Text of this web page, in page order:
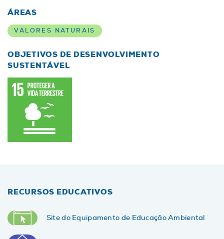
ÁREAS
VALORES NATURAIS
OBJETIVOS DE DESENVOLVIMENTO
SUSTENTÁVEL
RECURSOS EDUCATIVOS
Site do Equipamento de Educação Ambiental